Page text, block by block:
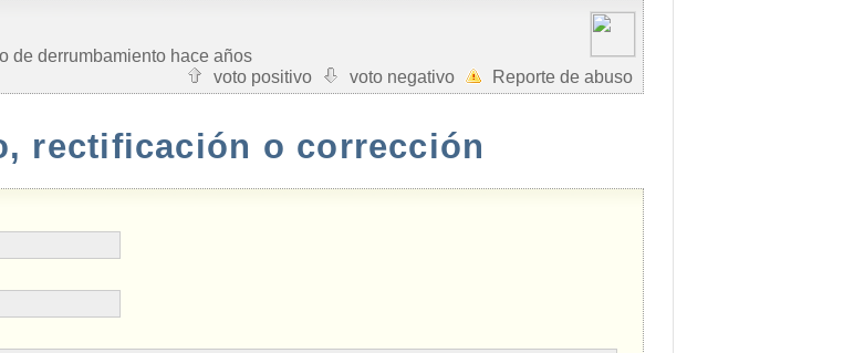
de derrumbamiento hace años
Reporte de abuso
voto negativo
voto positivo
rectificación o corrección